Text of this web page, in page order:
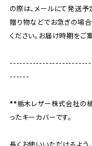
の際は、メールにて発送予
贈り物などでお急ぎの場
ください。お届け時期をご
------
**栃木レザー株式会社の植
ったキーカバーです。
長くお使いいただけるよう